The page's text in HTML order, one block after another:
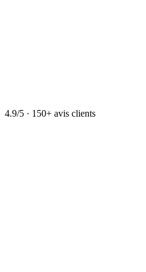
4.9/5 · 150+ avis clients